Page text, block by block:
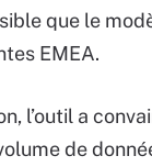
que le
EMEA.
l’outil a
de